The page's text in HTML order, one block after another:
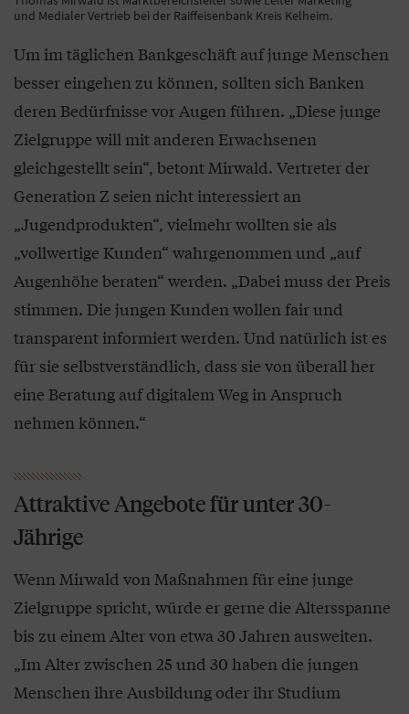
und Medialer Vertrieb bei der Raiffeisenbank Kreis Kelheim.
Um im täglichen Bankgeschäft auf junge Menschen
besser eingehen zu können, sollten sich Banken
deren Bedürfnisse vor Augen führen. „Diese junge
Zielgruppe will mit anderen Erwachsenen
gleichgestellt sein“, betont Mirwald. Vertreter der
Generation Z seien nicht interessiert an
„Jugendprodukten“, vielmehr wollten sie als
„vollwertige Kunden“ wahrgenommen und „auf
Augenhöhe beraten“ werden. „Dabei muss der Preis
stimmen. Die jungen Kunden wollen fair und
transparent informiert werden. Und natürlich ist es
für sie selbstverständlich, dass sie von überall her
eine Beratung auf digitalem Weg in Anspruch
nehmen können.“
Attraktive Angebote für unter 30-
Jährige
Wenn Mirwald von Maßnahmen für eine junge
Zielgruppe spricht, würde er gerne die Altersspanne
bis zu einem Alter von etwa 30 Jahren ausweiten.
„Im Alter zwischen 25 und 30 haben die jungen
Menschen ihre Ausbildung oder ihr Studium